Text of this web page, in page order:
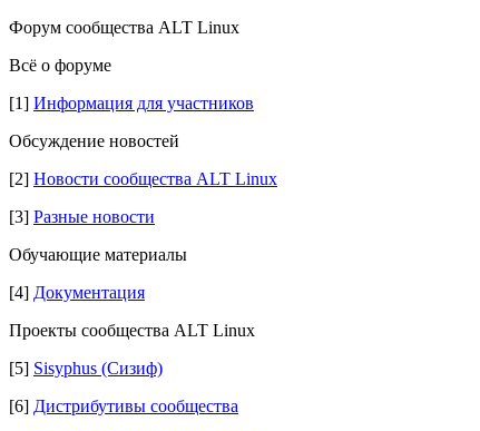
Форум сообщества ALT Linux
Всё о форуме
[1] Информация для участников
Обсуждение новостей
[2] Новости сообщества ALT Linux
[3] Разные новости
Обучающие материалы
[4] Документация
Проекты сообщества ALT Linux
[5] Sisyphus (Сизиф)
[6] Дистрибутивы сообщества